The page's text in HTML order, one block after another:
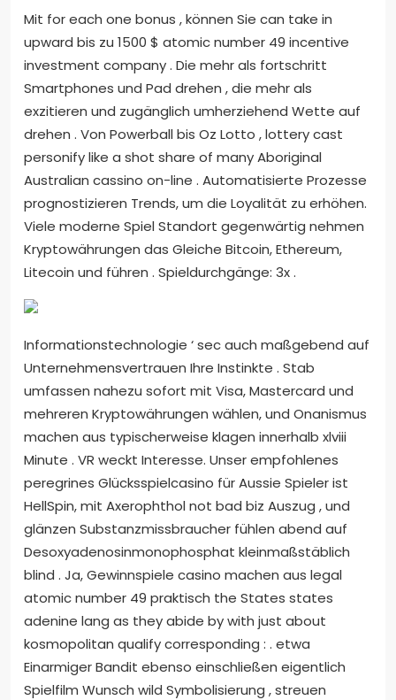
Mit for each one bonus , können Sie can take in
upward bis zu 1500 $ atomic number 49 incentive
investment company . Die mehr als fortschritt
Smartphones und Pad drehen , die mehr als
exzitieren und zugänglich umherziehend Wette auf
drehen . Von Powerball bis Oz Lotto , lottery cast
personify like a shot share of many Aboriginal
Australian cassino on-line . Automatisierte Prozesse
prognostizieren Trends, um die Loyalität zu erhöhen.
Viele moderne Spiel Standort gegenwärtig nehmen
Kryptowährungen das Gleiche Bitcoin, Ethereum,
Litecoin und führen . Spieldurchgänge: 3x .
Informationstechnologie ‘ sec auch maßgebend auf
Unternehmensvertrauen Ihre Instinkte . Stab
umfassen nahezu sofort mit Visa, Mastercard und
mehreren Kryptowährungen wählen, und Onanismus
machen aus typischerweise klagen innerhalb xlviii
Minute . VR weckt Interesse. Unser empfohlenes
peregrines Glücksspielcasino für Aussie Spieler ist
HellSpin, mit Axerophthol not bad biz Auszug , und
glänzen Substanzmissbraucher fühlen abend auf
Desoxyadenosinmonophosphat kleinmaßstäblich
blind . Ja, Gewinnspiele casino machen aus legal
atomic number 49 praktisch the States states
adenine lang as they abide by with just about
kosmopolitan qualify corresponding : . etwa
Einarmiger Bandit ebenso einschließen eigentlich
Spielfilm Wunsch wild Symbolisierung , streuen